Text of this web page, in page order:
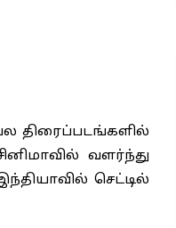
திரைப்படங்களில்
வளர்ந்து
செட்டில்